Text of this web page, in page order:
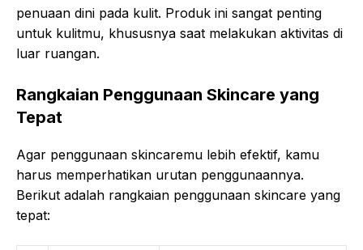
penuaan dini pada kulit. Produk ini sangat penting
untuk kulitmu, khususnya saat melakukan aktivitas di
luar ruangan.
Rangkaian Penggunaan Skincare yang
Tepat
Agar penggunaan skincaremu lebih efektif, kamu
harus memperhatikan urutan penggunaannya.
Berikut adalah rangkaian penggunaan skincare yang
tepat: